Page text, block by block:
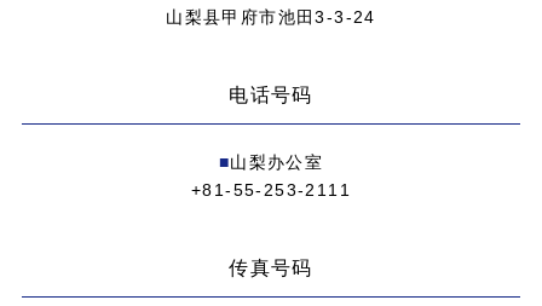
山梨县甲府市池田3-3-24
电话号码
■山梨办公室
+81-55-253-2111
传真号码